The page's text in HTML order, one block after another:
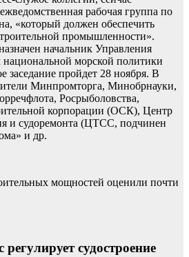
рабочая группа по
«который должен обеспечить
промышленности».
начальник Управления
национальной морской политики
заседание пройдет 28 ноября. В
Минпромторга, Минобрнауки,
Росрыболовства,
корпорации (ОСК), Центр
и судоремонта (ЦТСС, подчинен
и др.
мощностей оценили почти
судостроение